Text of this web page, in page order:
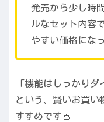
発売から少し時
ルなセット内容
やすい価格にな
「機能はしっかりダ
という、賢いお買い
すすめです👛